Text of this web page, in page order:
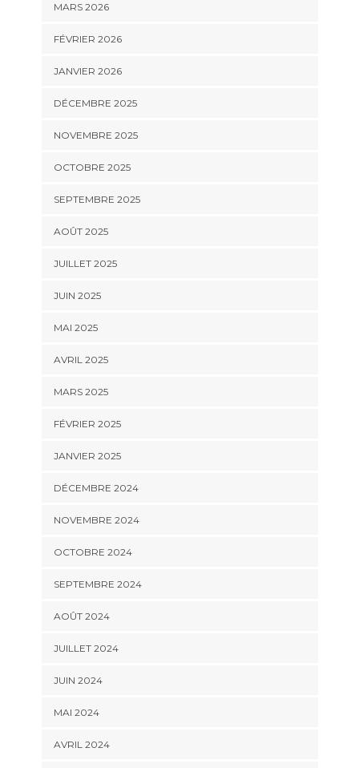
MARS 2026
FÉVRIER 2026
JANVIER 2026
DÉCEMBRE 2025
NOVEMBRE 2025
OCTOBRE 2025
SEPTEMBRE 2025
AOÛT 2025
JUILLET 2025
JUIN 2025
MAI 2025
AVRIL 2025
MARS 2025
FÉVRIER 2025
JANVIER 2025
DÉCEMBRE 2024
NOVEMBRE 2024
OCTOBRE 2024
SEPTEMBRE 2024
AOÛT 2024
JUILLET 2024
JUIN 2024
MAI 2024
AVRIL 2024